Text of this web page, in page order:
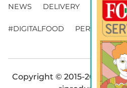
NEWS DELIVERY
#DIGITALFOOD PERSONE
Copyright © 2015-2026